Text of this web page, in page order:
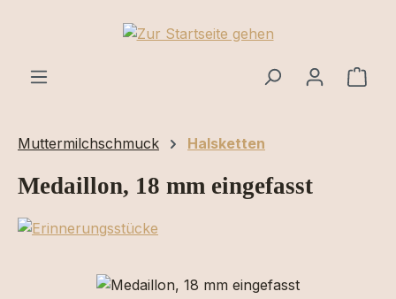
Zum Hauptinhalt springen
Muttermilchschmuck Halsketten
Medaillon, 18 mm eingefasst
Bildergalerie überspringen